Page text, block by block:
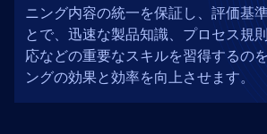
ニング内容の統一を保証し、評価基
とで、迅速な製品知識、プロセス規
応などの重要なスキルを習得するの
ングの効果と効率を向上させます。